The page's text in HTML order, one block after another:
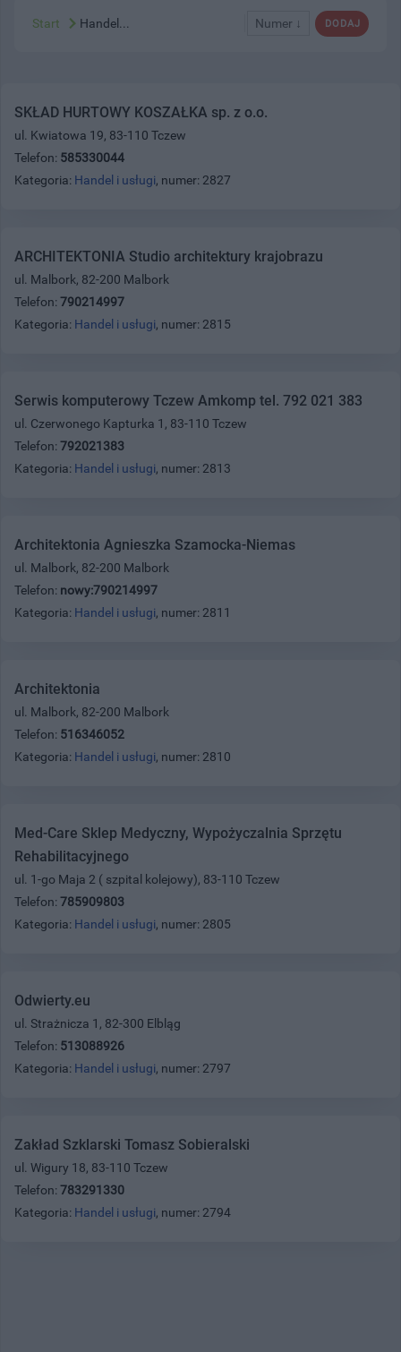
DODAJ
Numer ↓
Start Handel...
SKŁAD HURTOWY KOSZAŁKA sp. z o.o.
ul. Kwiatowa 19, 83-110 Tczew
Telefon: 585330044
Kategoria: Handel i usługi, numer: 2827
ARCHITEKTONIA Studio architektury krajobrazu
ul. Malbork, 82-200 Malbork
Telefon: 790214997
Kategoria: Handel i usługi, numer: 2815
Serwis komputerowy Tczew Amkomp tel. 792 021 383
ul. Czerwonego Kapturka 1, 83-110 Tczew
Telefon: 792021383
Kategoria: Handel i usługi, numer: 2813
Architektonia Agnieszka Szamocka-Niemas
ul. Malbork, 82-200 Malbork
Telefon: nowy:790214997
Kategoria: Handel i usługi, numer: 2811
Architektonia
ul. Malbork, 82-200 Malbork
Telefon: 516346052
Kategoria: Handel i usługi, numer: 2810
Med-Care Sklep Medyczny, Wypożyczalnia Sprzętu
Rehabilitacyjnego
ul. 1-go Maja 2 ( szpital kolejowy), 83-110 Tczew
Telefon: 785909803
Kategoria: Handel i usługi, numer: 2805
Odwierty.eu
ul. Strażnicza 1, 82-300 Elbląg
Telefon: 513088926
Kategoria: Handel i usługi, numer: 2797
Zakład Szklarski Tomasz Sobieralski
ul. Wigury 18, 83-110 Tczew
Telefon: 783291330
Kategoria: Handel i usługi, numer: 2794